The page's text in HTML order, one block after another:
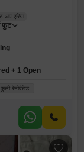
अप एरिया
फुट
+ 1 Open
फ़ुली रेनोवेटेड